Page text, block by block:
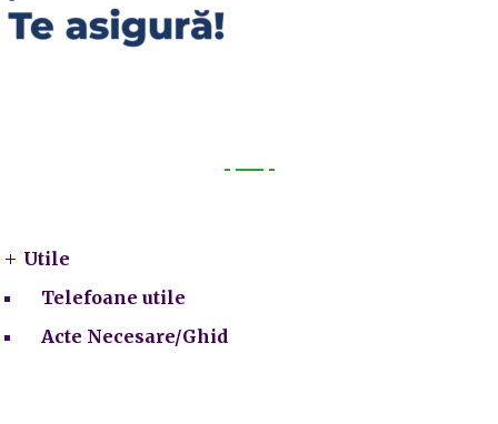
Utile
Telefoane utile
Acte Necesare/Ghid